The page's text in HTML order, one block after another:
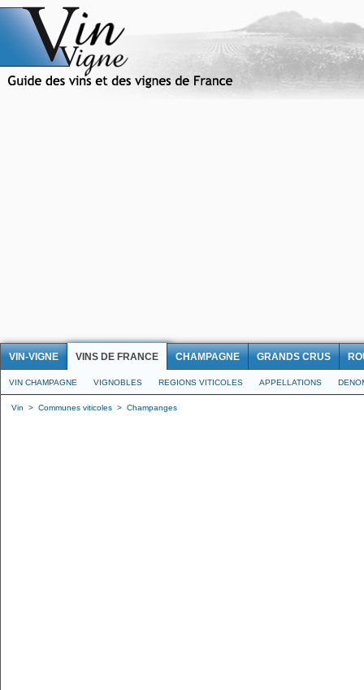
VIN-VIGNE VINS DE FRANCE CHAMPAGNE GRANDS CRUS
VIN CHAMPAGNE VIGNOBLES REGIONS VITICOLES APPELLATIONS
Vin > Communes viticoles > Champanges